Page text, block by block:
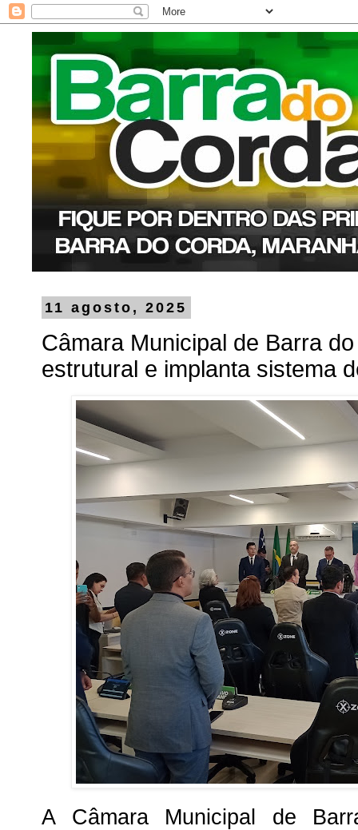
11 agosto, 2025
Câmara Municipal de Barra
estrutural e implanta sistema
A Câmara Municipal de